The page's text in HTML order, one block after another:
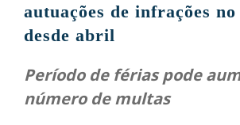
autuações de infrações
desde abril
Período de férias pode
número de multas